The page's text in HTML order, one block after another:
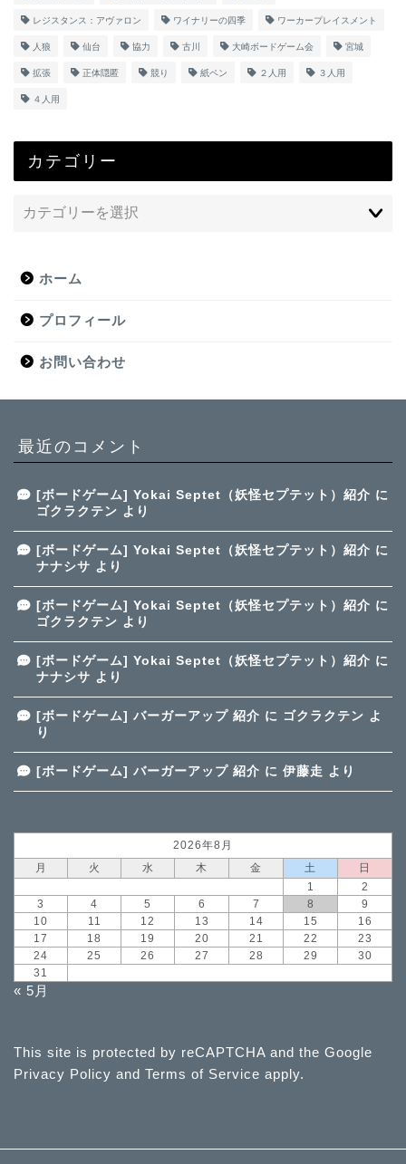
レジスタンス：アヴァロン ワイナリーの四季 ワーカープレイスメント
人狼 仙台 協力 古川 大崎ボードゲーム会 宮城
拡張 正体隠匿 競り 紙ペン ２人用 ３人用
４人用
カテゴリー
ホーム
プロフィール
お問い合わせ
最近のコメント
[ボードゲーム] Yokai Septet（妖怪セプテット）紹介 に
ゴクラクテン より
[ボードゲーム] Yokai Septet（妖怪セプテット）紹介 に
ナナシサ より
[ボードゲーム] Yokai Septet（妖怪セプテット）紹介 に
ゴクラクテン より
[ボードゲーム] Yokai Septet（妖怪セプテット）紹介 に
ナナシサ より
[ボードゲーム] バーガーアップ 紹介 に ゴクラクテン よ
り
[ボードゲーム] バーガーアップ 紹介 に 伊藤走 より
2026年8月
月
火 水 木 金 土
日
1
2
3
4 5 6 7 8
9
10
11 12 13 14 15
16
17
18 19 20 21 22
23
24
25 26 27 28 29
30
31
« 5月
This site is protected by reCAPTCHA and the Google
Privacy Policy and Terms of Service apply.